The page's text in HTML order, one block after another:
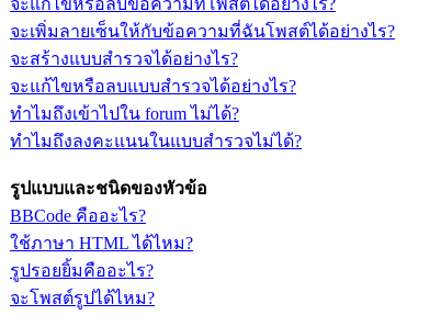
จะแก้ไขหรือลบข้อความที่โพสต์ได้อย่างไร?
จะเพิ่มลายเซ็นให้กับข้อความที่ฉันโพสต์ได้อย่างไร?
จะสร้างแบบสำรวจได้อย่างไร?
จะแก้ไขหรือลบแบบสำรวจได้อย่างไร?
ทำไมถึงเข้าไปใน forum ไม่ได้?
ทำไมถึงลงคะแนนในแบบสำรวจไม่ได้?
รูปแบบและชนิดของหัวข้อ
BBCode คืออะไร?
ใช้ภาษา HTML ได้ไหม?
รูปรอยยิ้มคืออะไร?
จะโพสต์รูปได้ไหม?